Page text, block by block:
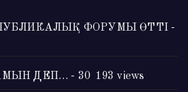
ФОРУМЫ ӨТТІ -
ДЕП… - 30 193 views